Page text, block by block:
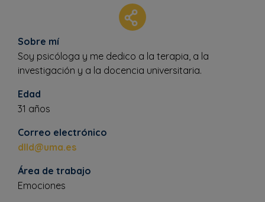
Sobre mí
Soy psicóloga y me dedico a la terapia, a la
investigación y a la docencia universitaria.
Edad
31 años
Correo electrónico
dlld@uma.es
Área de trabajo
Emociones